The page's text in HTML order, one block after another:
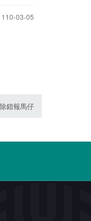
03-05
錯報馬仔